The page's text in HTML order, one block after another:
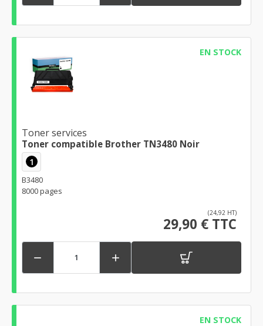
EN STOCK
Toner services
Toner compatible Brother TN3480 Noir
1
B3480
8000 pages
(24,92 HT)
29,90 € TTC
 
EN STOCK